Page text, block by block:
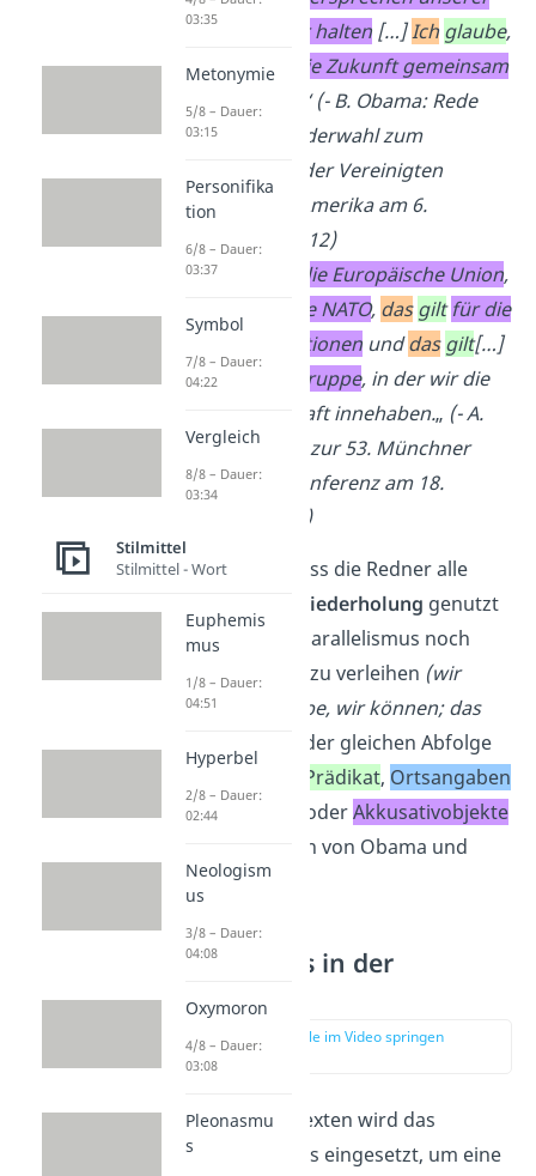
Gründerväter halten […]Ich glaube,
wir können die Zukunft gemeinsam
meistern
[…]“ (- B. Obama: Rede
nach der Wiederwahl zum
der Vereinigten
Staaten von Amerika am 6.
November 2012)
„Das für die Europäische Union,
für die NATO, das gilt für die
Vereinten Nationen unddas gilt[…]
für die G20-Gruppe, in der wir die
Präsidentschaft innehaben.„ (- A.
Merkel: Rede zur 53. Münchner
Sicherheitskonferenz am 18.
Februar 2017)
Hier siehst du, dass die Redner alle
Wortwiederholung genutzt
haben, um dem Parallelismus noch
mehr Nachdruck zu verleihen (wir
werden; ich glaube, wir können; das
Hier folgen der gleichen Abfolge
Prädikat, Ortsangaben
wie bei Churchill oderAkkusativobjekte
wie bei den Reden von Obama und
Merkel.
Parallelismus in der
Literatur
zur Stelle im Video springen
(01:37)
In literarischen Texten wird das
Stilmittel ebenfalls eingesetzt, um eine
03:35
Metonymie
5/8 – Dauer:
03:15
Personifika
tion
6/8 – Dauer:
03:37
Symbol
7/8 – Dauer:
04:22
Vergleich
8/8 – Dauer:
03:34
Stilmittel
Stilmittel - Wort
Euphemis
mus
1/8 – Dauer:
04:51
Hyperbel
2/8 – Dauer:
02:44
Neologism
us
3/8 – Dauer:
04:08
Oxymoron
4/8 – Dauer:
03:08
Pleonasmu
s